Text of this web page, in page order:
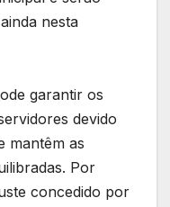
nesta
garantir os
devido
mantêm as
Por
concedido por